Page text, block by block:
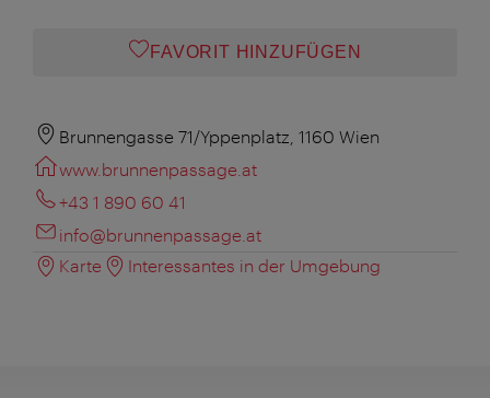
FAVORIT HINZUFÜGEN
Brunnengasse 71/Yppenplatz, 1160 Wien
www.brunnenpassage.at
+43 1 890 60 41
info@brunnenpassage.at
Karte
Interessantes in der Umgebung